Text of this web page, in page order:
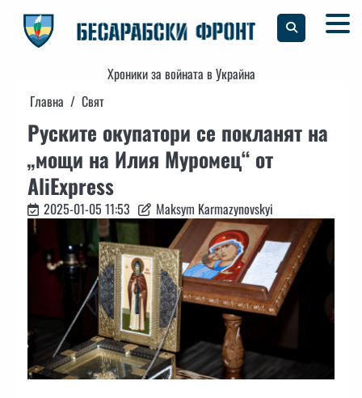
content
Хроники за войната в Украйна
Главна
Свят
Руските окупатори се покланят на
„мощи на Илия Муромец“ от
AliExpress
2025-01-05 11:53 Maksym Karmazynovskyi